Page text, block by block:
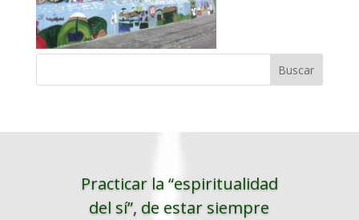
Practicar la “espiritualidad
del sí”, de estar siempre